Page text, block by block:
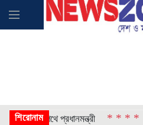
শিরোনাম
পথে প্রধানমন্ত্রী * * * *